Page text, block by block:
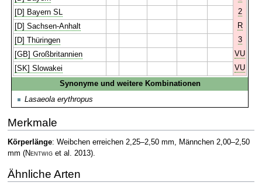
[D] Bayern SL
2
[D] Sachsen-Anhalt
R
[D] Thüringen
3
[GB] Großbritannien
VU
[SK] Slowakei
VU
Synonyme und weitere Kombinationen
Lasaeola erythropus
Merkmale
Körperlänge: Weibchen erreichen 2,25–2,50 mm, Männchen 2,00–2,50
mm (Nentwiget al. 2013).
Ähnliche Arten